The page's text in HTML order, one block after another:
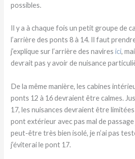
possibles.
Il y a à chaque fois un petit groupe de
l’arrière des ponts 8 à 14. Il faut
j’explique sur l’arrière des naviresici,
devrait pas y avoir de nuisance
De la même manière, les cabines
ponts 12 à 16 devraient être calmes.
17, les nuisances devraient être limitées
pont extérieur avec pas mal de passage
peut-être très bien isolé, je n’ai pas
j’éviterai le pont 17.